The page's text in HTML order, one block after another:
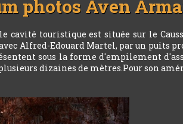
photos Aven
cavité touristique est située sur le
Alfred-Edouard Martel, par un puits
sous la forme d'empilement
dizaines de mètres.Pour son